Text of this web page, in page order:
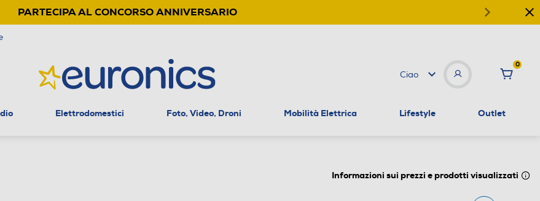
PARTECIPA AL CONCORSO ANNIVERSARIO
Ciao
0
Elettrodomestici Foto, Video, Droni Mobilità Elettrica Lifestyle Outlet
Informazioni sui prezzi e prodotti visualizzati